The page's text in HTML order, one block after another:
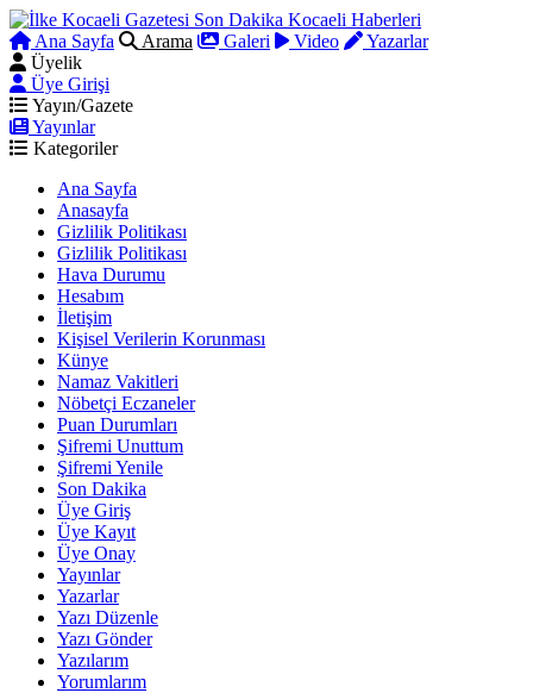
Ana Sayfa Arama Galeri Video
Yazarlar
Üyelik
Üye Girişi
Yayın/Gazete
Yayınlar
Kategoriler
Ana Sayfa
Anasayfa
Gizlilik Politikası
Gizlilik Politikası
Hava Durumu
Hesabım
İletişim
Kişisel Verilerin Korunması
Künye
Namaz Vakitleri
Nöbetçi Eczaneler
Puan Durumları
Şifremi Unuttum
Şifremi Yenile
Son Dakika
Üye Giriş
Üye Kayıt
Üye Onay
Yayınlar
Yazarlar
Yazı Düzenle
Yazı Gönder
Yazılarım
Yorumlarım